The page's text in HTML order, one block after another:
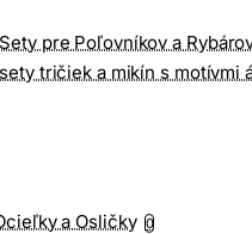
pre Poľovníkov a
tričiek a mikín s motívmi
a Osličky 0